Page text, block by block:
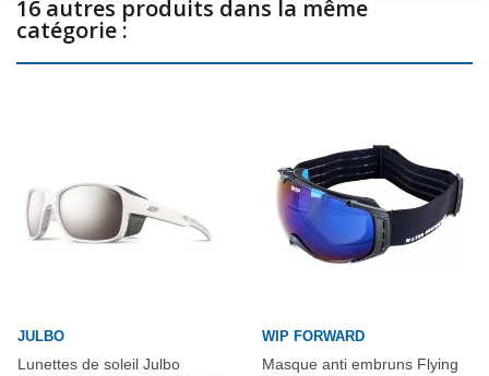
Grip Nose : Insert souple antichoc et adhérent au niveau du nez.
16 autres produits dans la même
catégorie :
JULBO
Lunettes de soleil Julbo
WIP FORWARD
Masque anti embruns Flying